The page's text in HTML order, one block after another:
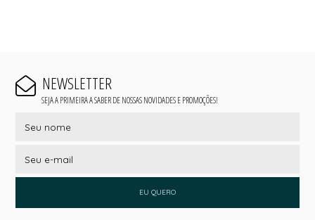
NEWSLETTER
SEJA A PRIMEIRA A SABER DE NOSSAS NOVIDADES E PROMOÇÕES!
EU QUERO